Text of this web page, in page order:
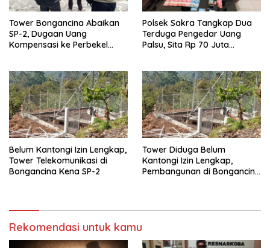
Tower Bongancina Abaikan
SP-2, Dugaan Uang
Kompensasi ke Perbekel
Polsek Sakra Tangkap Dua
Terduga Pengedar Uang
Palsu, Sita Rp 70 Juta
Belum Kantongi Izin Lengkap,
Tower Telekomunikasi di
Bongancina Kena SP-2
Tower Diduga Belum
Kantongi Izin Lengkap,
Pembangunan di Bongancina
Rekomendasi untuk kamu